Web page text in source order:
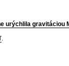
urýchlila gravitáciou
.